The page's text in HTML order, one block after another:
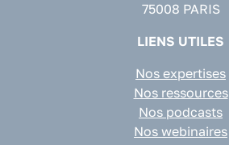
75008 PARIS
LIENS UTILES
Nos expertises
Nos ressources
Nos podcasts
Nos webinaires